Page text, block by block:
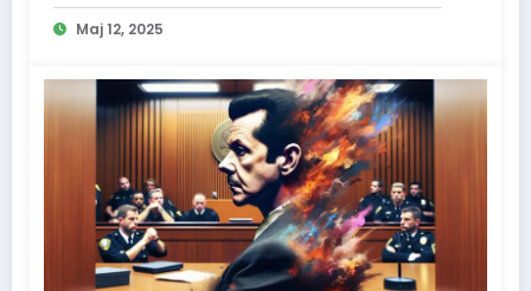
Maj 12, 2025